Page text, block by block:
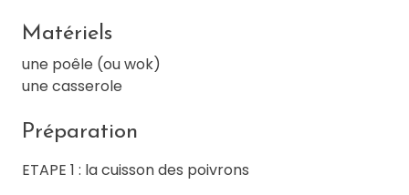
Matériels
une poêle (ou wok)
une casserole
Préparation
ETAPE 1 : la cuisson des poivrons